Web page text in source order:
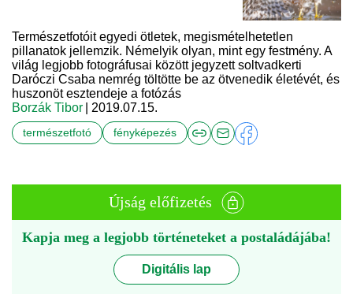
Természetfotóit egyedi ötletek, megismételhetetlen
pillanatok jellemzik. Némelyik olyan, mint egy festmény. A
világ legjobb fotográfusai között jegyzett soltvadkerti
Daróczi Csaba nemrég töltötte be az ötvenedik életévét, és
huszonöt esztendeje a fotózás
Borzák Tibor
| 2019.07.15.
természetfotó fényképezés
Újság előfizetés
Kapja meg a legjobb történeteket a postaládájába!
Digitális lap